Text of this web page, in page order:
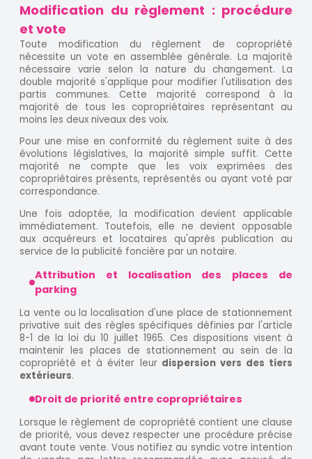
Modification du règlement : procédure
et vote
Toute modification du règlement de copropriété
nécessite un vote en assemblée générale. La majorité
nécessaire varie selon la nature du changement. La
double majorité s'applique pour modifier l'utilisation des
partis communes. Cette majorité correspond à la
majorité de tous les copropriétaires représentant au
moins les deux niveaux des voix.
Pour une mise en conformité du règlement suite à des
évolutions législatives, la majorité simple suffit. Cette
majorité ne compte que les voix exprimées des
copropriétaires présents, représentés ou ayant voté par
correspondance.
Une fois adoptée, la modification devient applicable
immédiatement. Toutefois, elle ne devient opposable
aux acquéreurs et locataires qu'après publication au
service de la publicité foncière par un notaire.
Attribution et localisation des places de
parking
La vente ou la localisation d'une place de stationnement
privative suit des règles spécifiques définies par l'article
8-1 de la loi du 10 juillet 1965. Ces dispositions visent à
maintenir les places de stationnement au sein de la
copropriété et à éviter leurdispersion vers des tiers
extérieurs.
Droit de priorité entre copropriétaires
Lorsque le règlement de copropriété contient une clause
de priorité, vous devez respecter une procédure précise
avant toute vente. Vous notifiez au syndic votre intention